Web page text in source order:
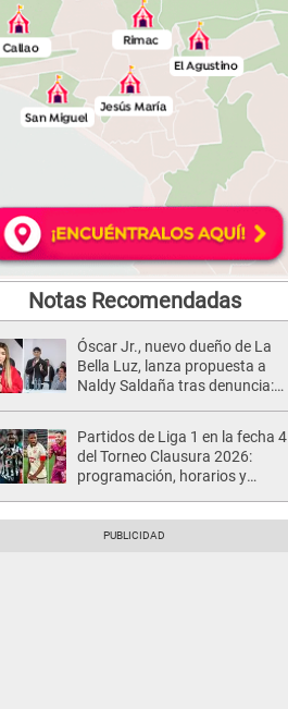
Notas Recomendadas
Óscar Jr., nuevo dueño de La
Bella Luz, lanza propuesta a
Naldy Saldaña tras denuncia:
Partidos de Liga 1 en la fecha 4
del Torneo Clausura 2026:
programación, horarios y